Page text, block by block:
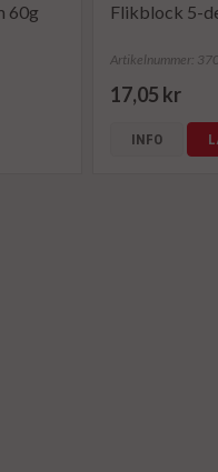
60g Flikblock 5-
Artikelnummer:
17,05 kr
INFO